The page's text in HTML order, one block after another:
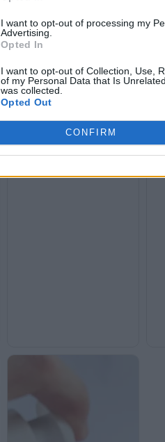
I want to opt-out of processing my
Advertising.
Opted In
I want to opt-out of Collection, Use,
of my Personal Data that Is
was collected.
Opted Out
CONFIRM
προφυλακτικά με γνωστό